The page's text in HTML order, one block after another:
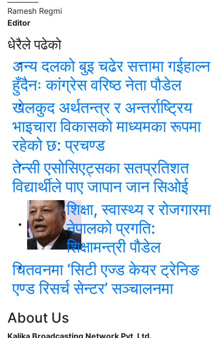
Ramesh Regmi
Editor
धेरैले पढेको
अन्य दलको बुइ चढेर सत्तामा गईहाल्न
हुँदैनः कांग्रेस वरिष्ठ नेता पौडेल
खेलकुद अर्थतन्त्र र अन्तर्राष्ट्रिय
भाइचारा विकासको माध्यमका रूपमा
रहेको छ: प्रचण्ड
तेन्सी एसोसिएट्सका सतप्रतिशत
विद्यार्थीले पाए जापान जान सिओई
शिक्षा, स्वास्थ्य र रोजगारमा
नेपालको प्रगति:
शिक्षामन्त्री पौडेल
चितवनमा ‘सिटी एज्ड केयर ट्रेनिङ
एण्ड रिसर्च सेन्टर’ सञ्चालनमा
About Us
Kalika Broadcasting Network Pvt. Ltd.